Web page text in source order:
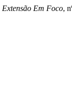
Extensão Em Foco,